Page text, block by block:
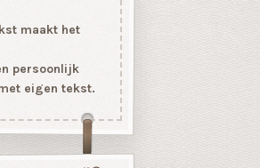
maakt het
persoonlijk
eigen tekst.